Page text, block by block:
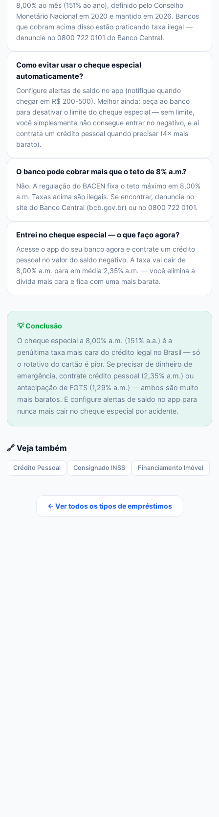
8,00% ao mês (151% ao ano), definido pelo Conselho
Monetário Nacional em 2020 e mantido em 2026. Bancos
que cobram acima disso estão praticando taxa ilegal —
denuncie no 0800 722 0101 do Banco Central.
Como evitar usar o cheque especial
automaticamente?
Configure alertas de saldo no app (notifique quando
chegar em R$ 200-500). Melhor ainda: peça ao banco
para desativar o limite do cheque especial — sem limite,
você simplesmente não consegue entrar no negativo, e aí
contrata um crédito pessoal quando precisar (4× mais
barato).
O banco pode cobrar mais que o teto de 8% a.m.?
Não. A regulação do BACEN fixa o teto máximo em 8,00%
a.m. Taxas acima são ilegais. Se encontrar, denuncie no
site do Banco Central (bcb.gov.br) ou no 0800 722 0101.
Entrei no cheque especial — o que faço agora?
Acesse o app do seu banco agora e contrate um crédito
pessoal no valor do saldo negativo. A taxa vai cair de
8,00% a.m. para em média 2,35% a.m. — você elimina a
dívida mais cara e fica com uma mais barata.
💡 Conclusão
O cheque especial a 8,00% a.m. (151% a.a.) é a
penúltima taxa mais cara do crédito legal no Brasil — só
o rotativo do cartão é pior. Se precisar de dinheiro de
emergência, contrate crédito pessoal (2,35% a.m.) ou
antecipação de FGTS (1,29% a.m.) — ambos são muito
mais baratos. E configure alertas de saldo no app para
nunca mais cair no cheque especial por acidente.
🔗 Veja também
Crédito Pessoal Consignado INSS Financiamento Imóvel
← Ver todos os tipos de empréstimos